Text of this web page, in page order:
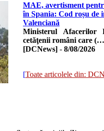
MAE, avertisment
în Spania: Cod roșu de
Valenciană
Ministerul Afacerilor
cetăţenii români care
[DCNews] - 8/08/2026
[Toate articolele din: